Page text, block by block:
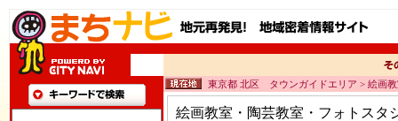
東京都 北区 タウンガイドエリア > 絵画
絵画教室・陶芸教室・フォトスタ